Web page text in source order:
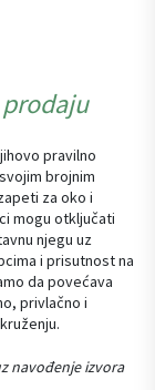
pravilno
brojnim
za oko i
mogu otključati
njegu uz
i prisutnost na
da povećava
privlačno i
navođenje izvora